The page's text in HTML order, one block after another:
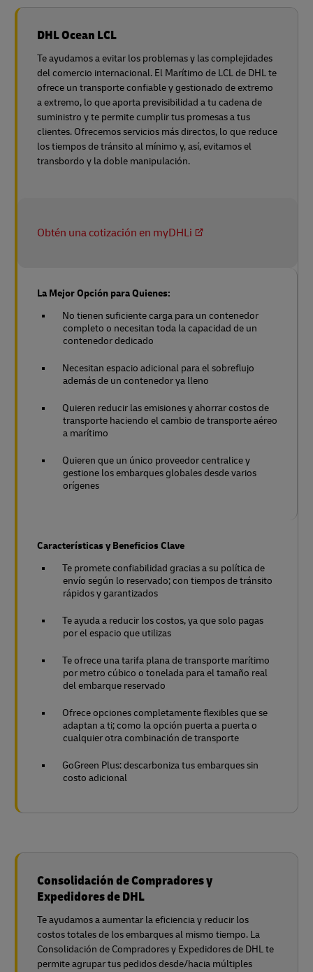
DHL Ocean LCL
Te ayudamos a evitar los problemas y las complejidades
del comercio internacional. El Marítimo de LCL de DHL te
ofrece un transporte confiable y gestionado de extremo
a extremo, lo que aporta previsibilidad a tu cadena de
suministro y te permite cumplir tus promesas a tus
clientes. Ofrecemos servicios más directos, lo que reduce
los tiempos de tránsito al mínimo y, así, evitamos el
transbordo y la doble manipulación.
Obtén una cotización en myDHLi
La Mejor Opción para Quienes:
No tienen suficiente carga para un contenedor
completo o necesitan toda la capacidad de un
contenedor dedicado
Necesitan espacio adicional para el sobreflujo
además de un contenedor ya lleno
Quieren reducir las emisiones y ahorrar costos de
transporte haciendo el cambio de transporte aéreo
a marítimo
Quieren que un único proveedor centralice y
gestione los embarques globales desde varios
orígenes
Características y Beneficios Clave
Te promete confiabilidad gracias a su política de
envío según lo reservado; con tiempos de tránsito
rápidos y garantizados
Te ayuda a reducir los costos, ya que solo pagas
por el espacio que utilizas
Te ofrece una tarifa plana de transporte marítimo
por metro cúbico o tonelada para el tamaño real
del embarque reservado
Ofrece opciones completamente flexibles que se
adaptan a ti; como la opción puerta a puerta o
cualquier otra combinación de transporte
GoGreen Plus: descarboniza tus embarques sin
costo adicional
Consolidación de Compradores y
Expedidores de DHL
Te ayudamos a aumentar la eficiencia y reducir los
costos totales de los embarques al mismo tiempo. La
Consolidación de Compradores y Expedidores de DHL te
permite agrupar tus pedidos desde/hacia múltiples